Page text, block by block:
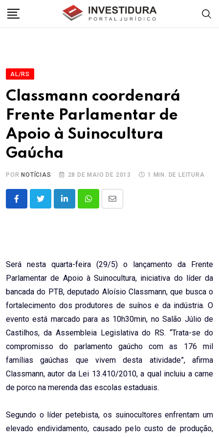
AL/RS
Classmann coordenará
Frente Parlamentar de
Apoio à Suinocultura
Gaúcha
POR NOTÍCIAS 28 DE MAIO DE 2013 1 MIN. DE LEITURA
LinkedInWhatsappShare
Será nesta quarta-feira (29/5) o lançamento da Frente
Parlamentar de Apoio à Suinocultura, iniciativa do líder da
bancada do PTB, deputado Aloísio Classmann, que busca o
fortalecimento dos produtores de suínos e da indústria. O
evento está marcado para as 10h30min, no Salão Júlio de
Castilhos, da Assembleia Legislativa do RS. “Trata-se do
compromisso do parlamento gaúcho com as 176 mil
famílias gaúchas que vivem desta atividade”, afirma
Classmann, autor da Lei 13.410/2010, a qual incluiu a carne
de porco na merenda das escolas estaduais.
Segundo o líder petebista, os suinocultores enfrentam um
elevado endividamento, causado pelo custo de produção,